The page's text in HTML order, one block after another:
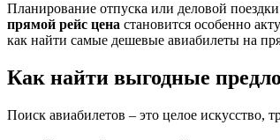
Планирование отпуска или деловой
прямой рейс цена становится особенно
как найти самые дешевые авиабилеты на
Как найти выгодные
Поиск авиабилетов – это целое искусство,